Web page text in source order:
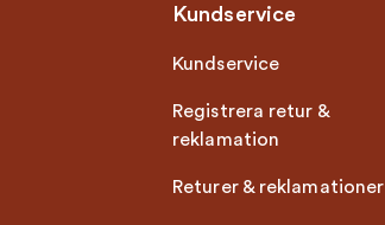
Kundservice
Kundservice
Registrera retur &
reklamation
Returer & reklamationer